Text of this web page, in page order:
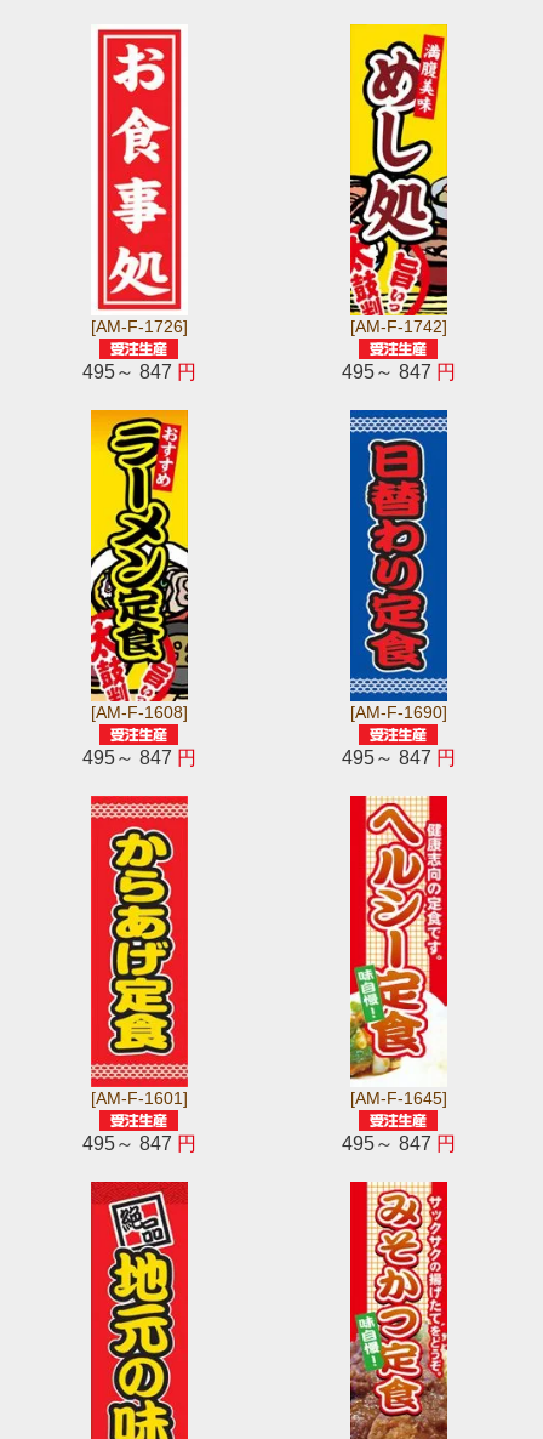
[AM-F-1726]
495～ 847 円
[AM-F-1742]
495～ 847 円
[AM-F-1608]
495～ 847 円
[AM-F-1690]
495～ 847 円
[AM-F-1601]
495～ 847 円
[AM-F-1645]
495～ 847 円